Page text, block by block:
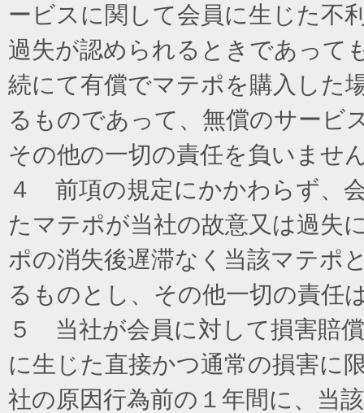
ービスに関して会員に生じた不
過失が認められるときであって
続にて有償でマテポを購入した
るものであって、無償のサービ
その他の一切の責任を負いませ
４ 前項の規定にかかわらず、
たマテポが当社の故意又は過失
ポの消失後遅滞なく当該マテポ
るものとし、その他一切の責任
５ 当社が会員に対して損害賠
に生じた直接かつ通常の損害に
社の原因行為前の１年間に、当